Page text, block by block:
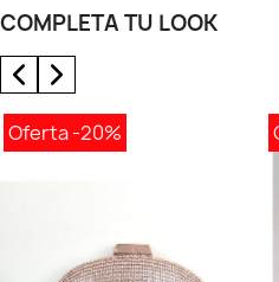
COMPLETA TU LOOK
Oferta-20%